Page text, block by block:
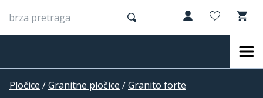
Pločice /Granitne pločice /Granito forte